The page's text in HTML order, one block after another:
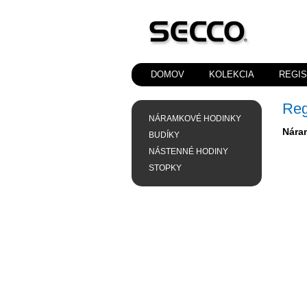
DOMOV KOLEKCIA
NÁRAMKOVÉ HODINKY
BUDÍKY
NÁSTENNÉ HODINY
STOPKY